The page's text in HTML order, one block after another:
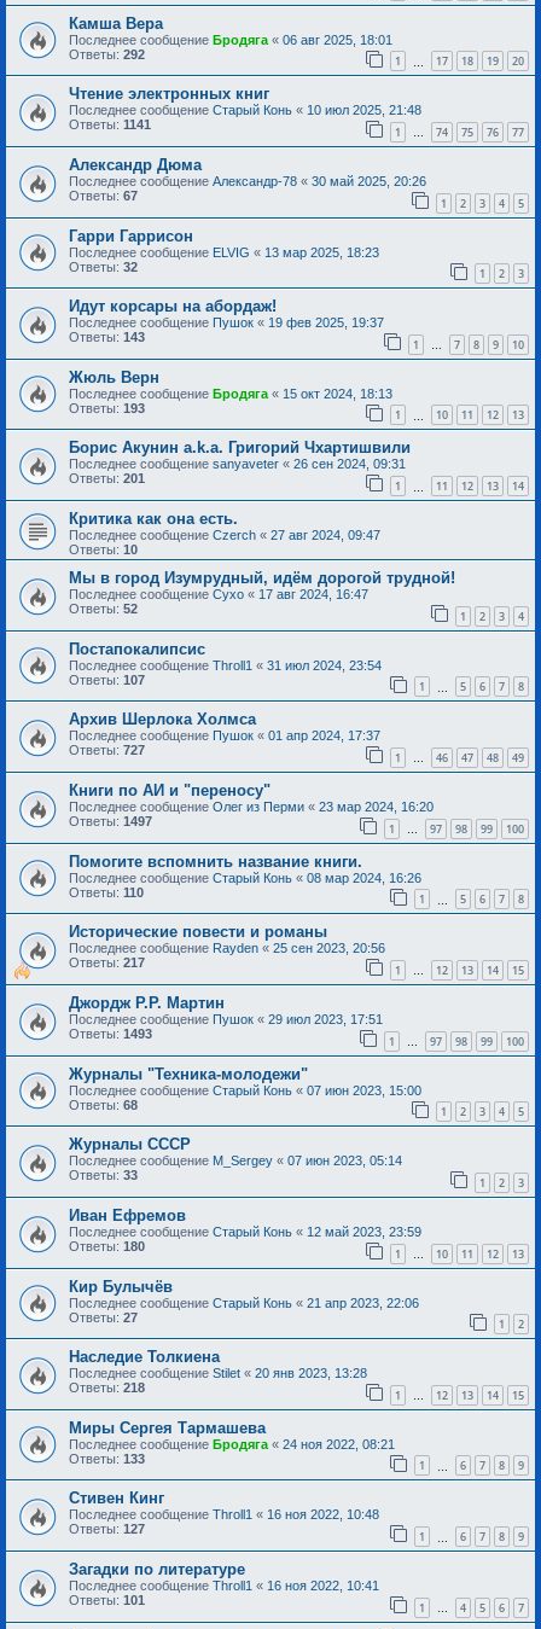
Камша Вера
Последнее сообщение Бродяга « 06 авг 2025, 18:01
Ответы: 292 1 17 18 19 20
Чтение электронных книг
Последнее сообщение Старый Конь « 10 июл 2025, 21:48
Ответы: 1141 1 … 74 75 76 77
Александр Дюма
Последнее сообщение Александр-78 « 30 май 2025, 20:26
Ответы: 67 1 2 3 4 5
Гарри Гаррисон
Последнее сообщение ELVIG « 13 мар 2025, 18:23
Ответы: 32 1 2 3
Идут корсары на абордаж!
Последнее сообщение Пушок « 19 фев 2025, 19:37
Ответы: 143 1 … 7 8 9 10
Жюль Верн
Последнее сообщение Бродяга « 15 окт 2024, 18:13
Ответы: 193 1 10 11 12 13
Борис Акунин a.k.a. Григорий Чхартишвили
Последнее сообщение sanyaveter « 26 сен 2024, 09:31
Ответы: 201 1 11 12 13 14
Критика как она есть.
Последнее сообщение Czerch « 27 авг 2024, 09:47
Ответы: 10
Мы в город Изумрудный, идём дорогой трудной!
Последнее сообщение Сухо « 17 авг 2024, 16:47
Ответы: 52 1 2 3 4
Постапокалипсис
Последнее сообщение Throll1 « 31 июл 2024, 23:54
Ответы: 107 1 5 6 7 8
Архив Шерлока Холмса
Последнее сообщение Пушок « 01 апр 2024, 17:37
Ответы: 727 1 … 46 47 48 49
Книги по АИ и "переносу"
Последнее сообщение Олег из Перми « 23 мар 2024, 16:20
Ответы: 1497 1 … 97 98 99 100
Помогите вспомнить название книги.
Последнее сообщение Старый Конь « 08 мар 2024, 16:26
Ответы: 110 1 5 6 7 8
Исторические повести и романы
Последнее сообщение Rayden « 25 сен 2023, 20:56
Ответы: 217 1 … 12 13 14 15
Джордж Р.Р. Мартин
Последнее сообщение Пушок « 29 июл 2023, 17:51
Ответы: 1493 1 … 97 98 99 100
Журналы "Техника-молодежи"
Последнее сообщение Старый Конь « 07 июн 2023, 15:00
Ответы: 68 1 2 3 4 5
Журналы СССР
Последнее сообщение M_Sergey « 07 июн 2023, 05:14
Ответы: 33 1 2 3
Иван Ефремов
Последнее сообщение Старый Конь « 12 май 2023, 23:59
Ответы: 180 1 10 11 12 13
Кир Булычёв
Последнее сообщение Старый Конь « 21 апр 2023, 22:06
Ответы: 27 1 2
Наследие Толкиена
Последнее сообщение Stilet « 20 янв 2023, 13:28
Ответы: 218 1 … 12 13 14 15
Миры Сергея Тармашева
Последнее сообщение Бродяга « 24 ноя 2022, 08:21
Ответы: 133 1 6 7 8 9
Стивен Кинг
Последнее сообщение Throll1 « 16 ноя 2022, 10:48
Ответы: 127 1 6 7 8 9
Загадки по литературе
Последнее сообщение Throll1 « 16 ноя 2022, 10:41
Ответы: 101 1 … 4 5 6 7